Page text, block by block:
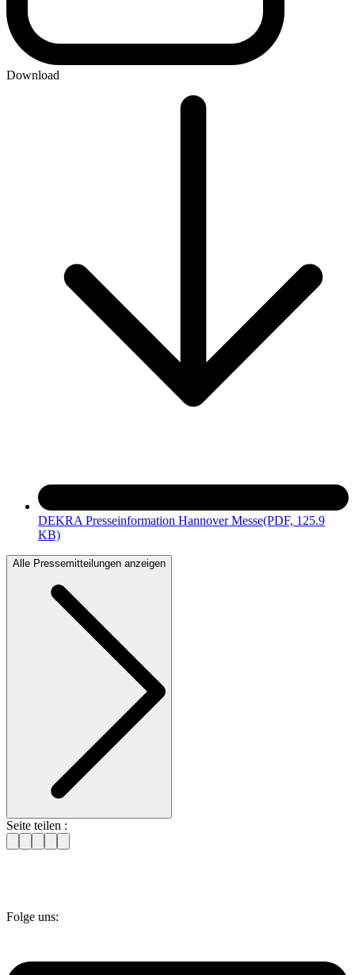
Download
DEKRA Presseinformation Hannover Messe(PDF, 125.9
KB)
Alle Pressemitteilungen anzeigen
Seite teilen :
Folge uns: